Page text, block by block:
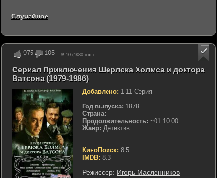
975 105 9/ 10 (1080 гол.)
Сериал Приключения Шерлока Холмса и доктора
Ватсона (1979-1986)
Добавлено: 1-11 Серия
Год выпуска: 1979
Страна:
Продолжительность: ~01:10:00
Жанр: Детектив
КиноПоиск: 8.5
IMDB: 8.3
Режиссер: Игорь Масленников
Случайное